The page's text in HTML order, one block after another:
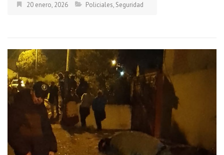
20 enero, 2026 Policiales, Seguridad